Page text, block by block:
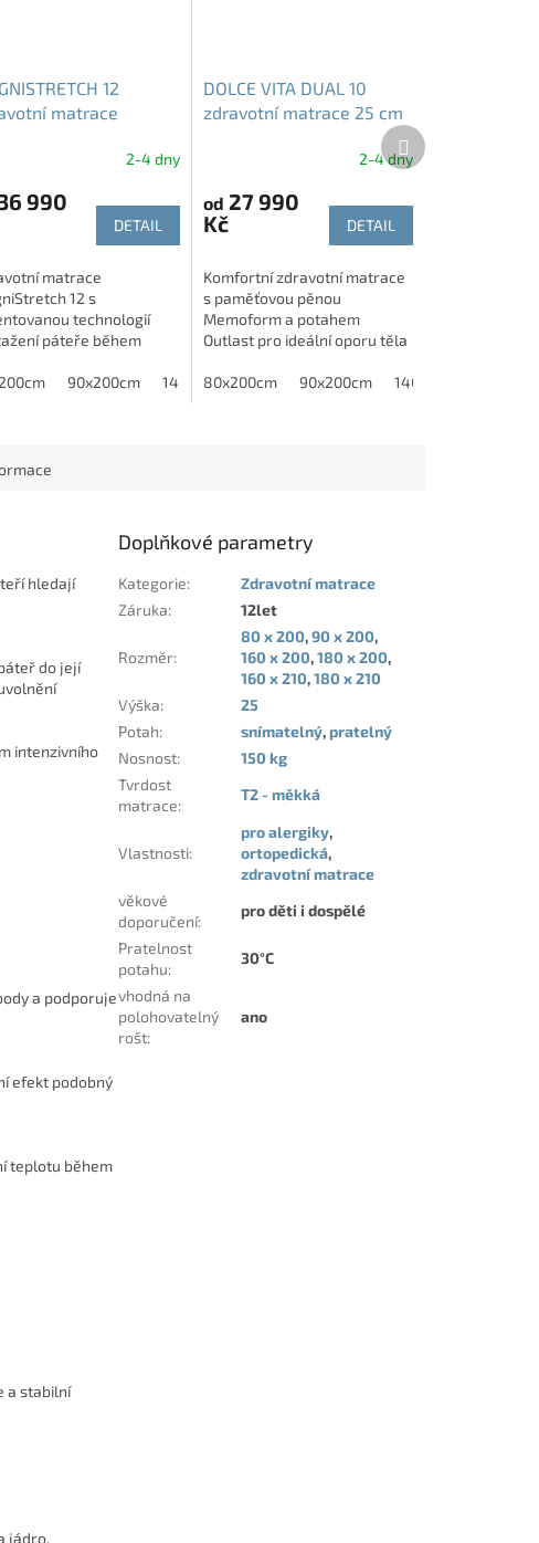
160x210cm
180x200cm 180x210cm 160x210cm
12
matrace
30 cm T22-4 dny
990
DETAIL
matrace
12 s
technologií
páteře během
skolioze a pro maximální
90x200cm 140x200 cm 160x200cm 180x200cm
DOLCE VITA DUAL 10
zdravotní matrace 25 cm
paměťová pěna tuhost
2-4 dny
od 27 990
Kč
DETAIL
Komfortní zdravotní matrace
s paměťovou pěnou
Memoform a potahem
Outlast pro ideální oporu těla
spánku. POTŘEBUJETE JINÝ
80x200cm 90x200cm 140x200 cm
Další
produkt
hledají
do její
intenzivního
a podporuje
efekt podobný
teplotu během
a stabilní
jádro.
Doplňkové parametry
Kategorie:
Zdravotní matrace
Záruka: 12let
Rozměr:
80 x 200,90 x 200,
160 x 200,180 x 200,
160 x 210,180 x 210
Výška:
25
Potah: snímatelný,pratelný
Nosnost:
150 kg
Tvrdost
matrace:
T2 - měkká
Vlastnosti:
pro alergiky,
ortopedická,
zdravotní matrace
věkové
doporučení:
pro děti i dospělé
Pratelnost
potahu:
30°C
vhodná na
polohovatelný
rošt:
ano